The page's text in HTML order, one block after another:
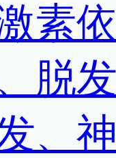
素
脱
、